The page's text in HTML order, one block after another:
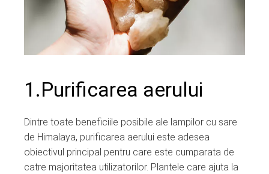
1.Purificarea aerului
Dintre toate beneficiile posibile ale lampilor cu sare
de Himalaya, purificarea aerului este adesea
obiectivul principal pentru care este cumparata de
catre majoritatea utilizatorilor. Plantele care ajuta la